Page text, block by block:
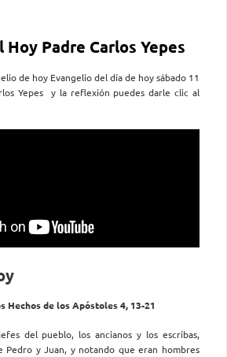
Padre Carlos Yepes
de hoy Evangelio del día de hoy sábado 11
Yepes y la reflexión puedes darle clic al
Hechos de los Apóstoles 4, 13-21
del pueblo, los ancianos y los escribas,
Pedro y Juan, y notando que eran hombres